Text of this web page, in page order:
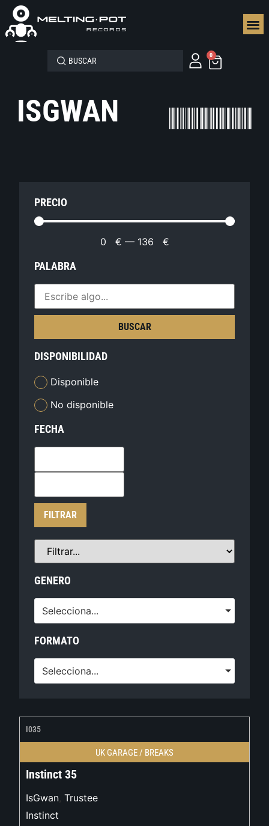
0
ISGWAN
PRECIO
0 € — 136 €
PALABRA
BUSCAR
DISPONIBILIDAD
Disponible
No disponible
FECHA
FILTRAR
GENERO
Selecciona...
FORMATO
Selecciona...
I035
UK GARAGE / BREAKS
Instinct 35
IsGwan, Trustee
Instinct